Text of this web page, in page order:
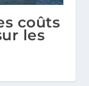
coûts
les